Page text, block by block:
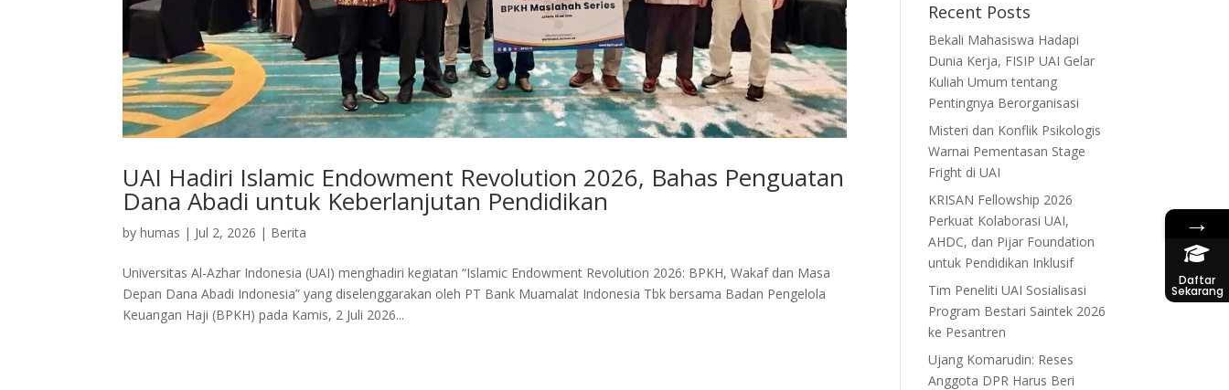
UAI Hadiri Islamic Endowment Revolution 2026, Bahas Penguatan
Dana Abadi untuk Keberlanjutan Pendidikan
byhumas | Jul 2, 2026 | Berita
Universitas Al-Azhar Indonesia (UAI) menghadiri kegiatan “Islamic Endowment Revolution 2026: BPKH, Wakaf dan Masa
Depan Dana Abadi Indonesia” yang diselenggarakan oleh PT Bank Muamalat Indonesia Tbk bersama Badan Pengelola
Keuangan Haji (BPKH) pada Kamis, 2 Juli 2026...
Recent Posts
Bekali Mahasiswa Hadapi
Dunia Kerja, FISIP UAI Gelar
Kuliah Umum tentang
Pentingnya Berorganisasi
Misteri dan Konflik Psikologis
Warnai Pementasan Stage
Fright di UAI
KRISAN Fellowship 2026
Perkuat Kolaborasi UAI,
AHDC, dan Pijar Foundation
untuk Pendidikan Inklusif
Tim Peneliti UAI Sosialisasi
Program Bestari Saintek 2026
ke Pesantren
Ujang Komarudin: Reses
Anggota DPR Harus Beri
→
Daftar
Sekarang